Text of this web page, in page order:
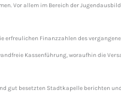
Vor allem im Bereich der
Finanzzahlen des
Kassenführung, woraufhin die
gut besetzten Stadtkapelle berichten